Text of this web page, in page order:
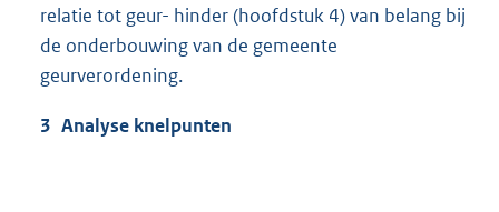
relatie tot geur- hinder (hoofdstuk 4) van belang bij
de onderbouwing van de gemeente
geurverordening.
3 Analyse knelpunten